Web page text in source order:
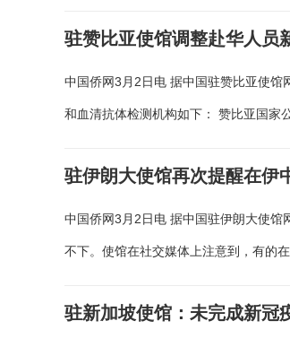
驻赞比亚使馆调整赴华人员
中国侨网3月2日电 据中国驻赞比亚使
和血清抗体检测机构如下： 赞比亚国家
驻伊朗大使馆再次提醒在伊
中国侨网3月2日电 据中国驻伊朗大使馆
不下。使馆在社交媒体上注意到，有的
驻新加坡使馆：未完成新冠